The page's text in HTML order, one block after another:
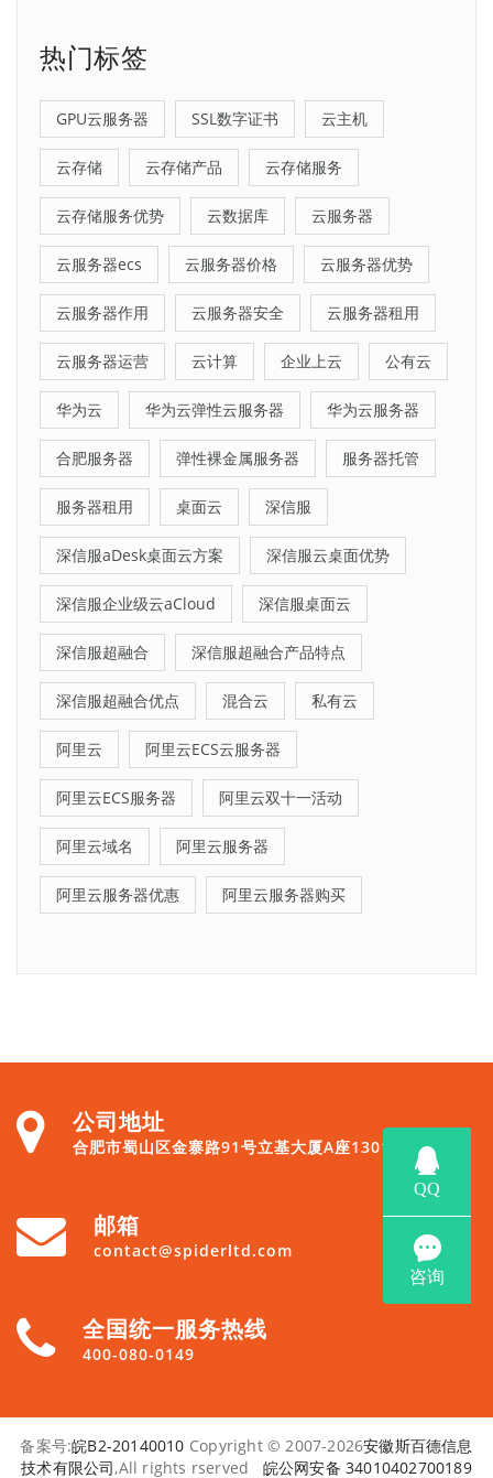
热门标签
GPU云服务器 SSL数字证书 云主机
云存储 云存储产品 云存储服务
云存储服务优势 云数据库 云服务器
云服务器ecs 云服务器价格 云服务器优势
云服务器作用 云服务器安全 云服务器租用
云服务器运营 云计算 企业上云 公有云
华为云 华为云弹性云服务器 华为云服务器
合肥服务器 弹性裸金属服务器 服务器托管
服务器租用 桌面云 深信服
深信服aDesk桌面云方案 深信服云桌面优势
深信服企业级云aCloud 深信服桌面云
深信服超融合 深信服超融合产品特点
深信服超融合优点 混合云 私有云
阿里云 阿里云ECS云服务器
阿里云ECS服务器 阿里云双十一活动
阿里云域名 阿里云服务器
阿里云服务器优惠 阿里云服务器购买
公司地址
合肥市蜀山区金寨路91号立基大厦A座1301
邮箱
contact@spiderltd.com
全国统一服务热线
400-080-0149
备案号:皖B2-20140010 Copyright © 2007-2026安徽斯百德信息
技术有限公司,All rights rserved 皖公网安备 34010402700189